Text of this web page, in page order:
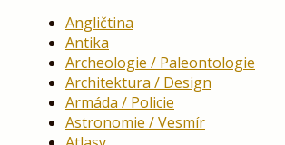
Angličtina
Antika
Archeologie / Paleontologie
Architektura / Design
Armáda / Policie
Astronomie / Vesmír